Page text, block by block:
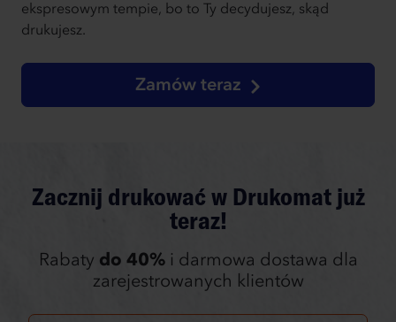
ekspresowym tempie, bo to Ty decydujesz, skąd
drukujesz.
Zamów teraz
Zacznij drukować w Drukomat już
teraz!
Rabaty do 40%i darmowa dostawa dla
zarejestrowanych klientów